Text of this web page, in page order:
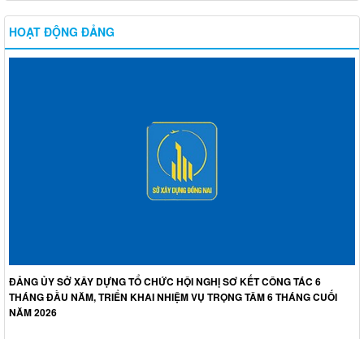
HOẠT ĐỘNG ĐẢNG
ĐẢNG ỦY SỞ XÂY DỰNG TỔ CHỨC HỘI NGHỊ SƠ KẾT CÔNG TÁC 6
THÁNG ĐẦU NĂM, TRIỂN KHAI NHIỆM VỤ TRỌNG TÂM 6 THÁNG CUỐI
NĂM 2026